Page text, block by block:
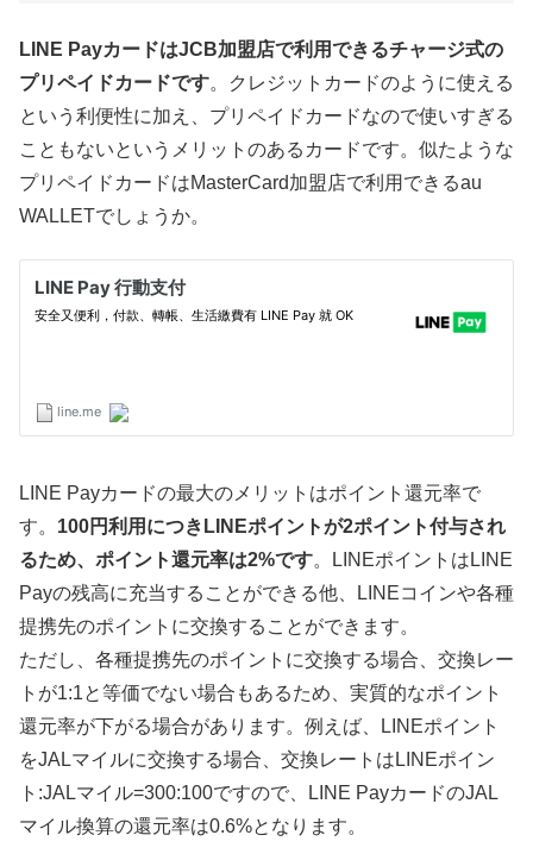
LINE PayカードはJCB加盟店で利用できるチャージ式の
プリペイドカードです。クレジットカードのように使える
という利便性に加え、プリペイドカードなので使いすぎる
こともないというメリットのあるカードです。似たような
プリペイドカードはMasterCard加盟店で利用できるau
WALLETでしょうか。
LINE Payカードの最大のメリットはポイント還元率で
す。 100円利用につきLINEポイントが2ポイント付与され
るため、ポイント還元率は2%です。LINEポイントはLINE
Payの残高に充当することができる他、LINEコインや各種
提携先のポイントに交換することができます。
ただし、各種提携先のポイントに交換する場合、交換レー
トが1:1と等価でない場合もあるため、実質的なポイント
還元率が下がる場合があります。例えば、LINEポイント
をJALマイルに交換する場合、交換レートはLINEポイン
ト:JALマイル=300:100ですので、LINE PayカードのJAL
マイル換算の還元率は0.6%となります。